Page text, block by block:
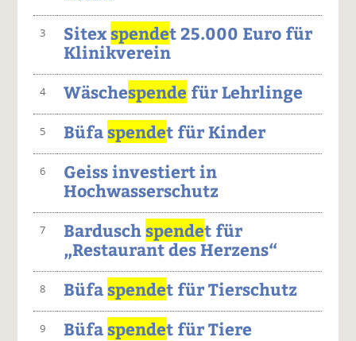
3 Sitexspendet 25.000 Euro für
Klinikverein
4 Wäschespende für Lehrlinge
5 Büfaspendet für Kinder
6
Geiss investiert in
Hochwasserschutz
7 Barduschspendet für
„Restaurant des Herzens“
8 Büfaspendet für Tierschutz
9 Büfaspendet für Tiere